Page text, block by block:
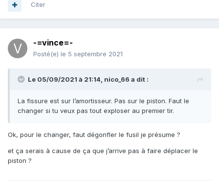
Citer
-=vince=-
Posté(e) le 5 septembre 2021
Le 05/09/2021 à 21:14, nico_66 a dit :
La fissure est sur l’amortisseur. Pas sur le piston. Faut le
changer si tu veux pas tout exploser au premier tir.
Ok, pour le changer, faut dégonfler le fusil je présume ?
et ça serais à cause de ça que j’arrive pas à faire déplacer le
piston ?